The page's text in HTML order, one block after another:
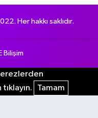
Her hakkı saklıdır.
Bilişim
Tamam